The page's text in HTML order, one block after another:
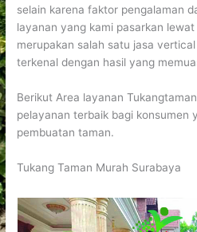
selain karena faktor pengalaman
layanan yang kami pasarkan
merupakan salah satu jasa
terkenal dengan hasil yang
Berikut Area layanan
pelayanan terbaik bagi konsumen
pembuatan taman.
Tukang Taman Murah Surabaya